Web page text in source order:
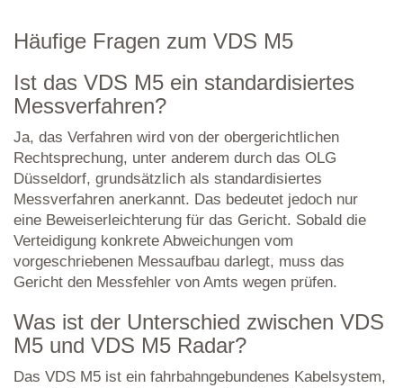
Häufige Fragen zum VDS M5
Ist das VDS M5 ein standardisiertes
Messverfahren?
Ja, das Verfahren wird von der obergerichtlichen
Rechtsprechung, unter anderem durch das OLG
Düsseldorf, grundsätzlich als standardisiertes
Messverfahren anerkannt. Das bedeutet jedoch nur
eine Beweiserleichterung für das Gericht. Sobald die
Verteidigung konkrete Abweichungen vom
vorgeschriebenen Messaufbau darlegt, muss das
Gericht den Messfehler von Amts wegen prüfen.
Was ist der Unterschied zwischen VDS
M5 und VDS M5 Radar?
Das VDS M5 ist ein fahrbahngebundenes Kabelsystem,